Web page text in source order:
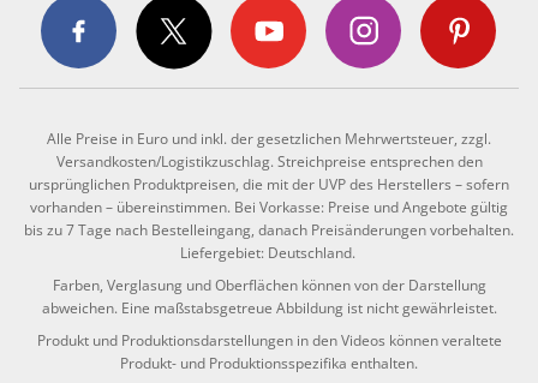
Alle Preise in Euro und inkl. der gesetzlichen Mehrwertsteuer, zzgl.
Versandkosten/Logistikzuschlag. Streichpreise entsprechen den
ursprünglichen Produktpreisen, die mit der UVP des Herstellers – sofern
vorhanden – übereinstimmen. Bei Vorkasse: Preise und Angebote gültig
bis zu 7 Tage nach Bestelleingang, danach Preisänderungen vorbehalten.
Liefergebiet: Deutschland.
Farben, Verglasung und Oberflächen können von der Darstellung
abweichen. Eine maßstabsgetreue Abbildung ist nicht gewährleistet.
Produkt und Produktionsdarstellungen in den Videos können veraltete
Produkt- und Produktionsspezifika enthalten.